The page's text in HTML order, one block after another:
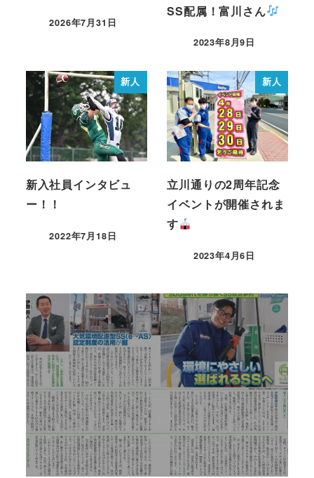
2026年7月31日
SS配属！富川さん
2023年8月9日
新人
新入社員インタビュ
ー！！
2022年7月18日
新人
立川通りの2周年記念
イベントが開催されま
す
2023年4月6日
e➝ASに認定されました！
2024年3月29日
READ MORE